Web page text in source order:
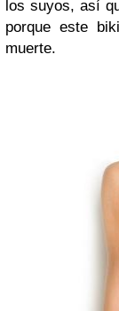
los suyos, así
porque este
muerte.